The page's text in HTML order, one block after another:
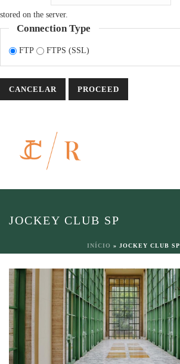
stored on the server.
Connection Type
FTP FTPS (SSL)
CANCELAR
JOCKEY CLUB SP
INÍCIO » JOCKEY CLUB SP